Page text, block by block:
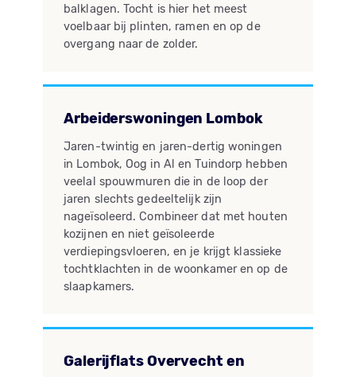
balklagen. Tocht is hier het meest
voelbaar bij plinten, ramen en op de
overgang naar de zolder.
Arbeiderswoningen Lombok
Jaren-twintig en jaren-dertig woningen
in Lombok, Oog in Al en Tuindorp hebben
veelal spouwmuren die in de loop der
jaren slechts gedeeltelijk zijn
nageïsoleerd. Combineer dat met houten
kozijnen en niet geïsoleerde
verdiepingsvloeren, en je krijgt klassieke
tochtklachten in de woonkamer en op de
slaapkamers.
Galerijflats Overvecht en